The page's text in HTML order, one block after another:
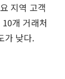
지역 고객
개 거래처
가 낮다.